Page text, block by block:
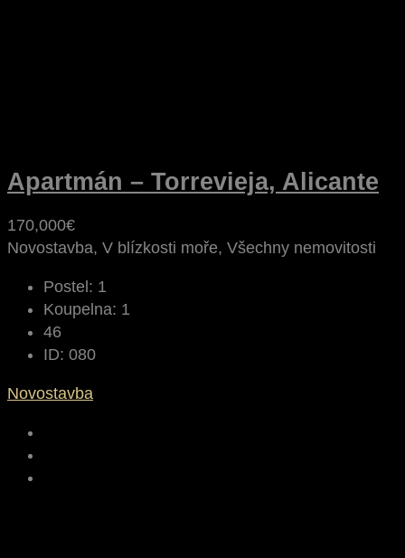
Apartmán – Torrevieja, Alicante
170,000€
Novostavba, V blízkosti moře, Všechny nemovitosti
Postel: 1
Koupelna: 1
46
ID: 080
Novostavba